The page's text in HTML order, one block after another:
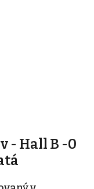
- Hall B -0